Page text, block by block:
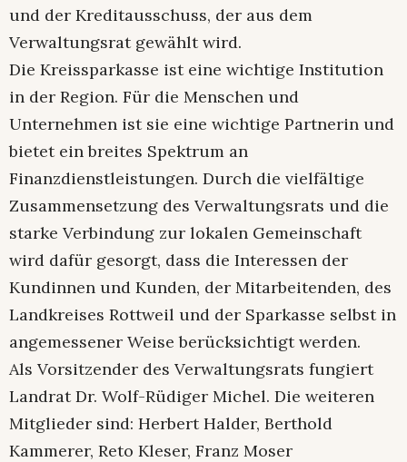
und der Kreditausschuss, der aus dem
Verwaltungsrat gewählt wird.
Die Kreissparkasse ist eine wichtige Institution
in der Region. Für die Menschen und
Unternehmen ist sie eine wichtige Partnerin und
bietet ein breites Spektrum an
Finanzdienstleistungen. Durch die vielfältige
Zusammensetzung des Verwaltungsrats und die
starke Verbindung zur lokalen Gemeinschaft
wird dafür gesorgt, dass die Interessen der
Kundinnen und Kunden, der Mitarbeitenden, des
Landkreises Rottweil und der Sparkasse selbst in
angemessener Weise berücksichtigt werden.
Als Vorsitzender des Verwaltungsrats fungiert
Landrat Dr. Wolf-Rüdiger Michel. Die weiteren
Mitglieder sind: Herbert Halder, Berthold
Kammerer, Reto Kleser, Franz Moser